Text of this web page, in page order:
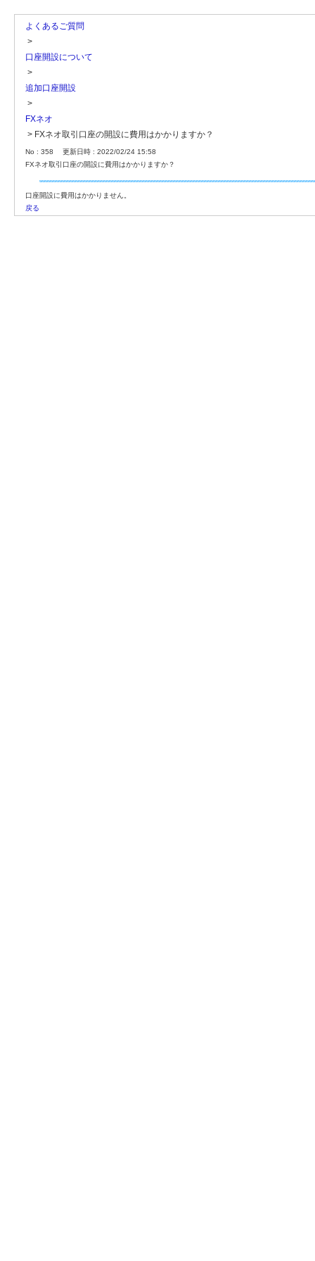
よくあるご質問
>
口座開設について
>
追加口座開設
>
FXネオ
> FXネオ取引口座の開設に費用はかかりますか？
No : 358
更新日時 : 2022/02/24 15:58
FXネオ取引口座の開設に費用はかかりますか？
口座開設に費用はかかりません。
戻る